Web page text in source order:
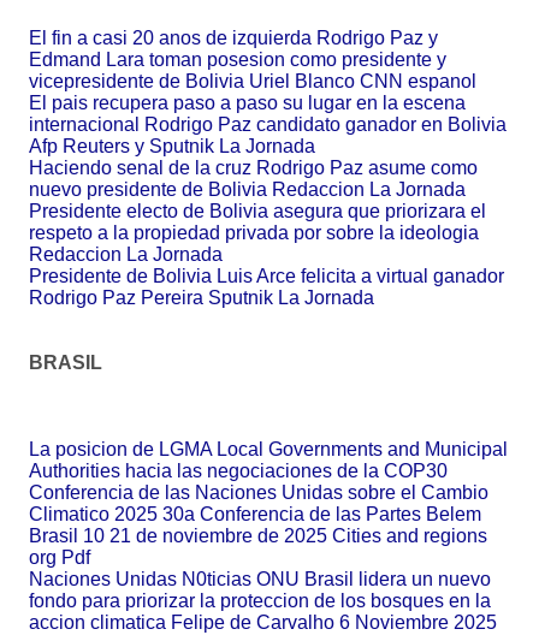
El fin a casi 20 anos de izquierda Rodrigo Paz y
Edmand Lara toman posesion como presidente y
vicepresidente de Bolivia Uriel Blanco CNN espanol
El pais recupera paso a paso su lugar en la escena
internacional Rodrigo Paz candidato ganador en Bolivia
Afp Reuters y Sputnik La Jornada
Haciendo senal de la cruz Rodrigo Paz asume como
nuevo presidente de Bolivia Redaccion La Jornada
Presidente electo de Bolivia asegura que priorizara el
respeto a la propiedad privada por sobre la ideologia
Redaccion La Jornada
Presidente de Bolivia Luis Arce felicita a virtual ganador
Rodrigo Paz Pereira Sputnik La Jornada
BRASIL
La posicion de LGMA Local Governments and Municipal
Authorities hacia las negociaciones de la COP30
Conferencia de las Naciones Unidas sobre el Cambio
Climatico 2025 30a Conferencia de las Partes Belem
Brasil 10 21 de noviembre de 2025 Cities and regions
org Pdf
Naciones Unidas N0ticias ONU Brasil lidera un nuevo
fondo para priorizar la proteccion de los bosques en la
accion climatica Felipe de Carvalho 6 Noviembre 2025